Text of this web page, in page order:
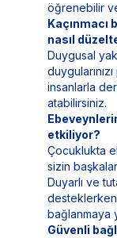
öğrenebilir
nasıl
Duygusal
insanlarla
atabilirsiniz.
etkiliyor?
Çocuklukta
sizin
Duyarlı ve
bağlanmaya
Güvenli